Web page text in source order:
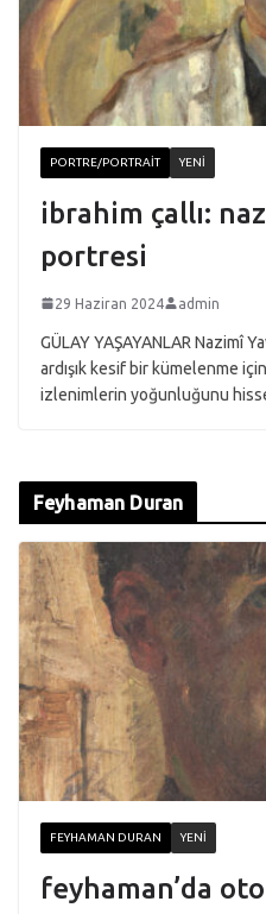
PORTRE/PORTRAIT YENI
ibrahim çallı:
portresi
29 Haziran 2024 admin
GÜLAY YAŞAYANLAR Nazimî
ardışık kesif bir kümelenme
izlenimlerin yoğunluğunu
Feyhaman Duran
FEYHAMAN DURAN YENI
feyhaman’da